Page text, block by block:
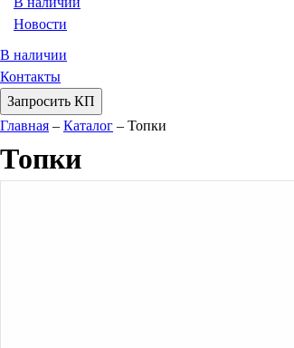
Новости
В наличии
Контакты
Запросить КП
Главная – Каталог – Топки
Топки